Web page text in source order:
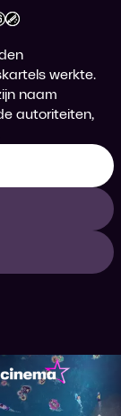
werkte.
naam
autoriteiten,